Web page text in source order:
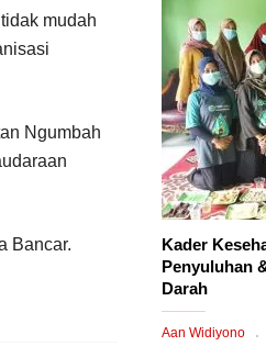
mudah
Ngumbah
Bancar.
Kader
Penyuluhan
Darah
Aan Widiyono